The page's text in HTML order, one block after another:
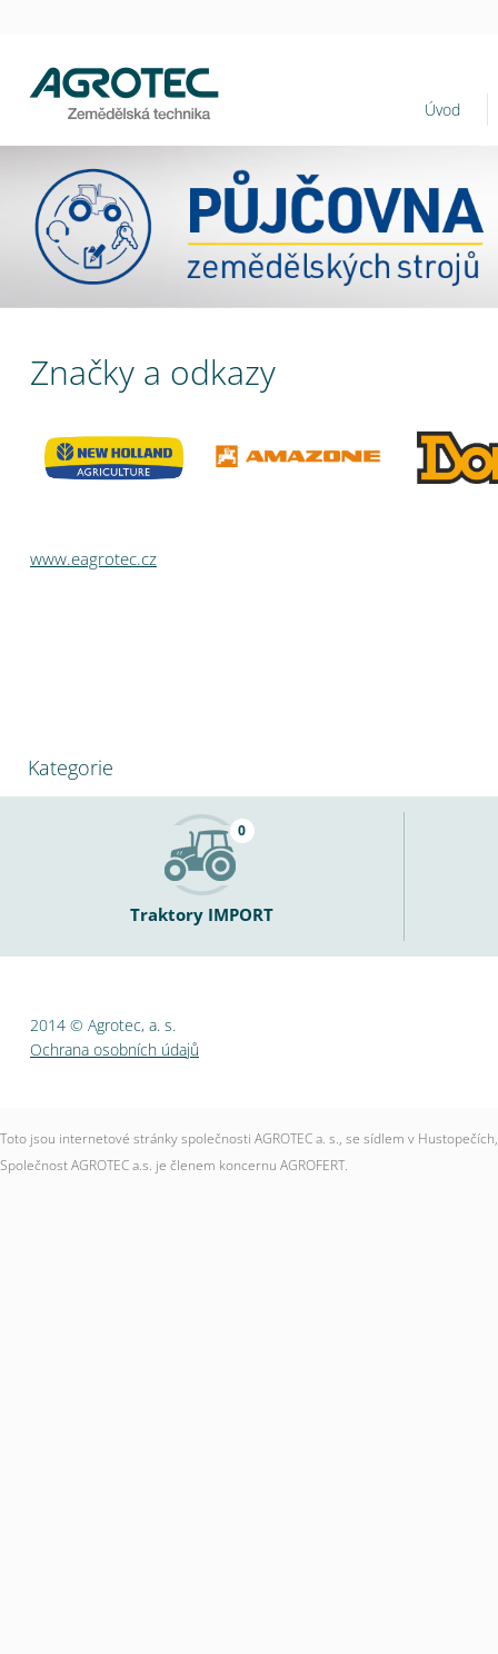
Úvod
Značky a odkazy
www.eagrotec.cz
Kategorie
Traktory IMPORT
0
2014 © Agrotec, a. s.
Ochrana osobních údajů
Toto jsou internetové stránky společnosti AGROTEC a. s., se sídlem v
Společnost AGROTEC a.s. je členem koncernu AGROFERT.